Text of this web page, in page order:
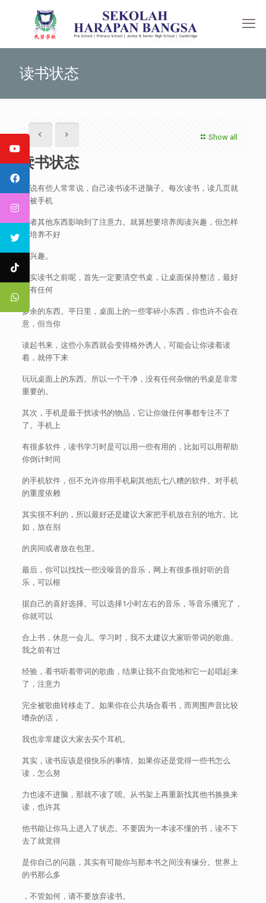
读书状态
Show all
读书状态
听说有些人常常说，自己读书读不进脑子。每次读书，读几页就
会被手机
或者其他东西影响到了注意力。就算想要培养阅读兴趣，但怎样
都培养不好
这兴趣。
其实读书之前呢，首先一定要清空书桌，让桌面保持整洁，最好
没有任何
多余的东西。平日里，桌面上的一些零碎小东西，你也许不会在
意，但当你
读起书来，这些小东西就会变得格外诱人，可能会让你读着读
着，就停下来
玩玩桌面上的东西。所以一个干净，没有任何杂物的书桌是非常
重要的。
其次，手机是最干扰读书的物品，它让你做任何事都专注不了
了。手机上
有很多软件，读书学习时是可以用一些有用的，比如可以用帮助
你倒计时间
的手机软件，但不允许你用手机刷其他乱七八糟的软件。对手机
的重度依赖
其实很不利的，所以最好还是建议大家把手机放在别的地方。比
如，放在别
的房间或者放在包里。
最后，你可以找找一些没噪音的音乐，网上有很多很好听的音
乐，可以根
据自己的喜好选择。可以选择1小时左右的音乐，等音乐播完了，
你就可以
合上书，休息一会儿。学习时，我不太建议大家听带词的歌曲。
我之前有过
经验，看书听着带词的歌曲，结果让我不自觉地和它一起唱起来
了，注意力
完全被歌曲转移走了。如果你在公共场合看书，而周围声音比较
嘈杂的话，
我也非常建议大家去买个耳机。
其实，读书应该是很快乐的事情。如果你还是觉得一些书怎么
读，怎么努
力也读不进脑，那就不读了呗。从书架上再重新找其他书换换来
读，也许其
他书能让你马上进入了状态。不要因为一本读不懂的书，读不下
去了就觉得
是你自己的问题，其实有可能你与那本书之间没有缘分。世界上
的书那么多
，不管如何，请不要放弃读书。